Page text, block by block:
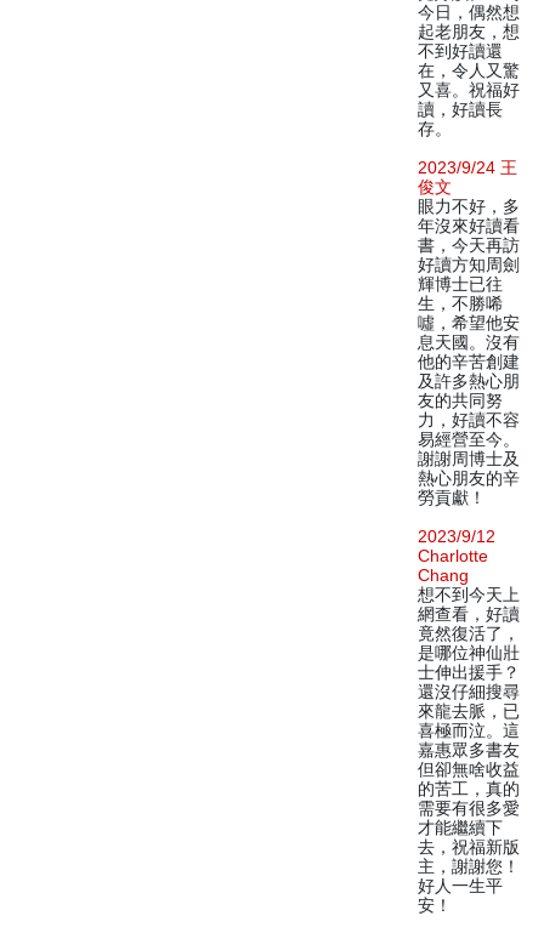
今日，偶然想
起老朋友，想
不到好讀還
在，令人又驚
又喜。祝福好
讀，好讀長
存。
2023/9/24 王
俊文
眼力不好，多
年沒來好讀看
書，今天再訪
好讀方知周劍
輝博士已往
生，不勝唏
噓，希望他安
息天國。沒有
他的辛苦創建
及許多熱心朋
友的共同努
力，好讀不容
易經營至今。
謝謝周博士及
熱心朋友的辛
勞貢獻！
2023/9/12
Charlotte
Chang
想不到今天上
網查看，好讀
竟然復活了，
是哪位神仙壯
士伸出援手？
還沒仔細搜尋
來龍去脈，已
喜極而泣。這
嘉惠眾多書友
但卻無啥收益
的苦工，真的
需要有很多愛
才能繼續下
去，祝福新版
主，謝謝您！
好人一生平
安！